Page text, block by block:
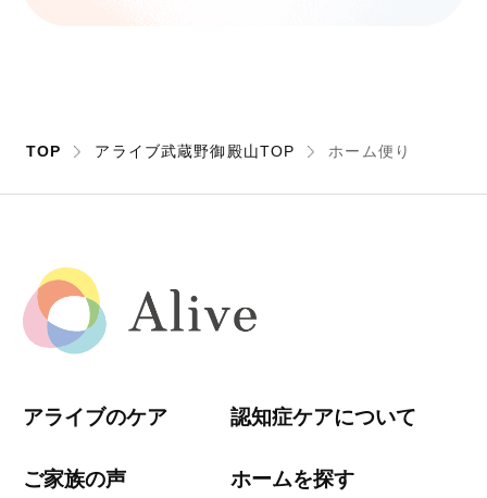
TOP アライブ武蔵野御殿山TOP ホーム便り
アライブのケア 認知症ケアについて
ご家族の声 ホームを探す